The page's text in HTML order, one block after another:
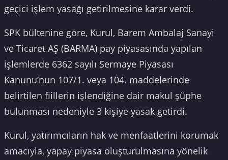
geçici işlem yasağı getirilmesine karar verdi.
SPK bültenine göre, Kurul, Barem Ambalaj Sanayi
ve Ticaret AŞ (BARMA) pay piyasasında yapılan
işlemlerde 6362 sayılı Sermaye Piyasası
Kanunu’nun 107/1. veya 104. maddelerinde
belirtilen fiillerin işlendiğine dair makul şüphe
bulunması nedeniyle 3 kişiye yasak getirdi.
Kurul, yatırımcıların hak ve menfaatlerini korumak
amacıyla, yapay piyasa oluşturulmasına yönelik